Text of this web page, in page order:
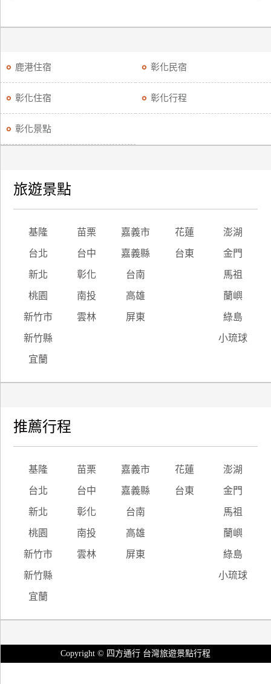
商
宣
鹿港住宿 彰化民宿
彰化住宿 彰化行程
彰化景點
旅遊景點
基隆 苗栗 嘉義市 花蓮 澎湖
台北 台中 嘉義縣 台東 金門
新北 彰化 台南 馬祖
桃園 南投 高雄 蘭嶼
新竹市 雲林 屏東 綠島
新竹縣 小琉球
宜蘭
推薦行程
基隆 苗栗 嘉義市 花蓮 澎湖
台北 台中 嘉義縣 台東 金門
新北 彰化 台南 馬祖
桃園 南投 高雄 蘭嶼
新竹市 雲林 屏東 綠島
新竹縣 小琉球
宜蘭
Copyright © 四方通行 台灣旅遊景點行程